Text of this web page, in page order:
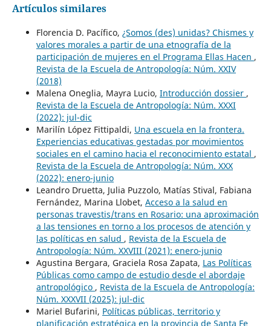
Artículos similares
Florencia D. Pacífico, ¿Somos (des) unidas? Chismes y
valores morales a partir de una etnografía de la
participación de mujeres en el Programa Ellas Hacen ,
Revista de la Escuela de Antropología: Núm. XXIV
(2018)
Malena Oneglia, Mayra Lucio, Introducción dossier ,
Revista de la Escuela de Antropología: Núm. XXXI
(2022): jul-dic
Marilín López Fittipaldi, Una escuela en la frontera.
Experiencias educativas gestadas por movimientos
sociales en el camino hacia el reconocimiento estatal ,
Revista de la Escuela de Antropología: Núm. XXX
(2022): enero-junio
Leandro Druetta, Julia Puzzolo, Matías Stival, Fabiana
Fernández, Marina Llobet, Acceso a la salud en
personas travestis/trans en Rosario: una aproximación
a las tensiones en torno a los procesos de atención y
las políticas en salud , Revista de la Escuela de
Antropología: Núm. XXVIII (2021): enero-junio
Agustina Bergara, Graciela Rosa Zapata, Las Políticas
Públicas como campo de estudio desde el abordaje
antropológico , Revista de la Escuela de Antropología:
Núm. XXXVII (2025): jul-dic
Mariel Bufarini, Políticas públicas, territorio y
planificación estratégica en la provincia de Santa Fe